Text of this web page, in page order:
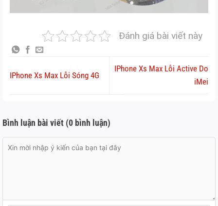
Đánh giá bài viết này
IPhone Xs Max Lỗi Sóng 4G
IPhone Xs Max Lỗi Active Do
iMei
Bình luận bài viết (0 bình luận)